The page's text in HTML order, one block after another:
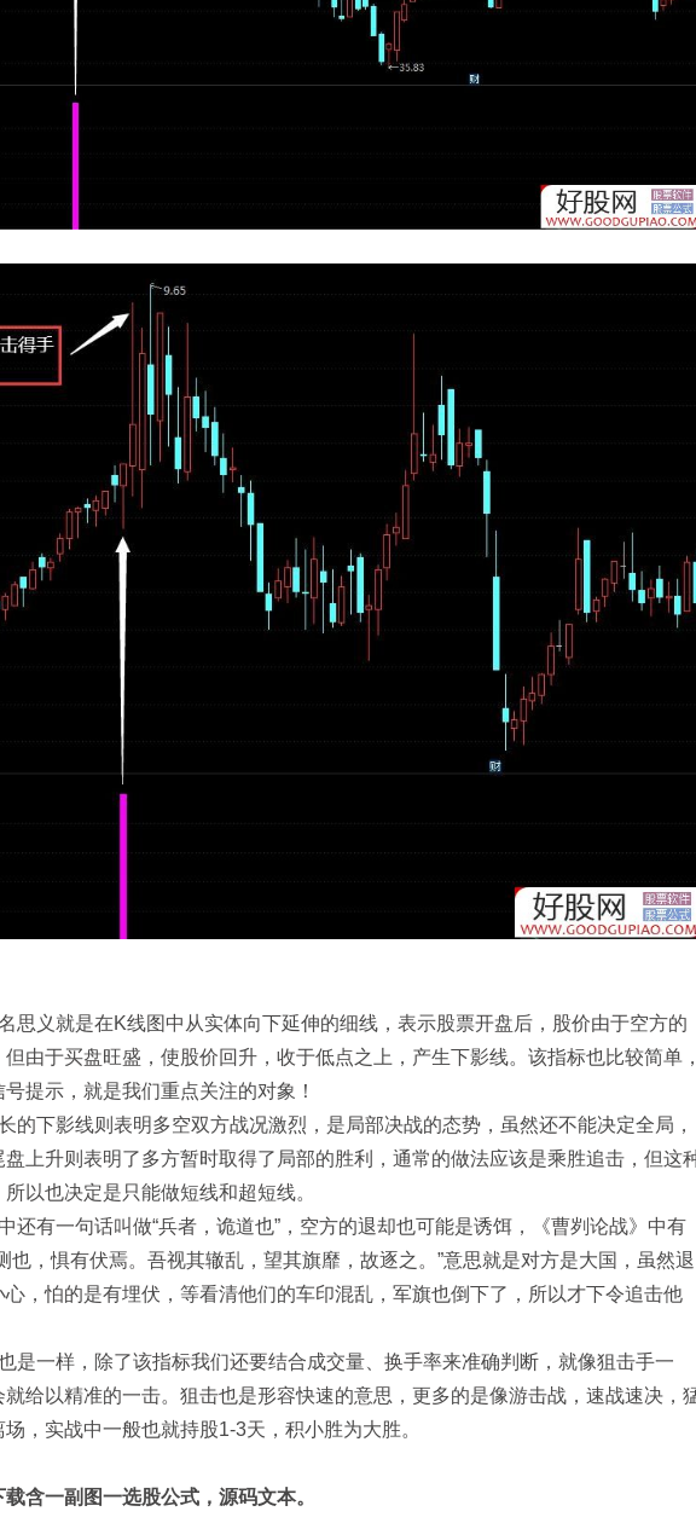
思义就是在K线图中从实体向下延伸的细线，表示股票开盘后，股价由于空方的
由于买盘旺盛，使股价回升，收于低点之上，产生下影线。该指标也比较简单
提示，就是我们重点关注的对象！
的下影线则表明多空双方战况激烈，是局部决战的态势，虽然还不能决定全局，
上升则表明了多方暂时取得了局部的胜利，通常的做法应该是乘胜追击，但这
以也决定是只能做短线和超短线。
还有一句话叫做“兵者，诡道也”，空方的退却也可能是诱饵，《曹刿论战》中有
也，惧有伏焉。吾视其辙乱，望其旗靡，故逐之。”意思就是对方是大国，虽然退
，怕的是有埋伏，等看清他们的车印混乱，军旗也倒下了，所以才下令追击他
是一样，除了该指标我们还要结合成交量、换手率来准确判断，就像狙击手一
给以精准的一击。狙击也是形容快速的意思，更多的是像游击战，速战速决，
，实战中一般也就持股1-3天，积小胜为大胜。
含一副图一选股公式，源码文本。